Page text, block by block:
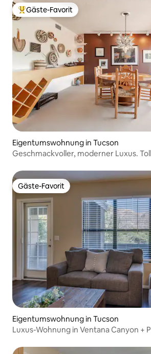
Beliebter Gäste-Favorit.
Gäste-Favorit
Eigentumswohnung in Tucson
Geschmackvoller, moderner Luxus.
Gäste-Favorit
Gäste-Favorit
Eigentumswohnung in Tucson
Luxus-Wohnung in Ventana Canyon +